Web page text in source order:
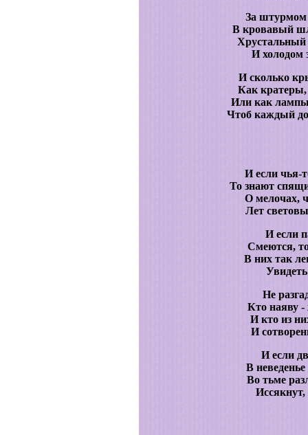
За
В кровавый
Хрустальный
И холодом
И сколько
Как
Или как
Чтоб каждый
И если чья-
То знают
О мелочах,
Лет
И если
Смеются,
В них так
Не
Кто наяву
И кто из
И
И если
В
Во тьме